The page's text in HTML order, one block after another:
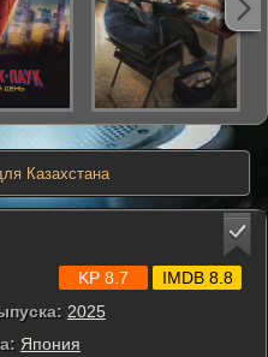
Казахстана
2025
Япония
KP 8.7 IMDB 8.8